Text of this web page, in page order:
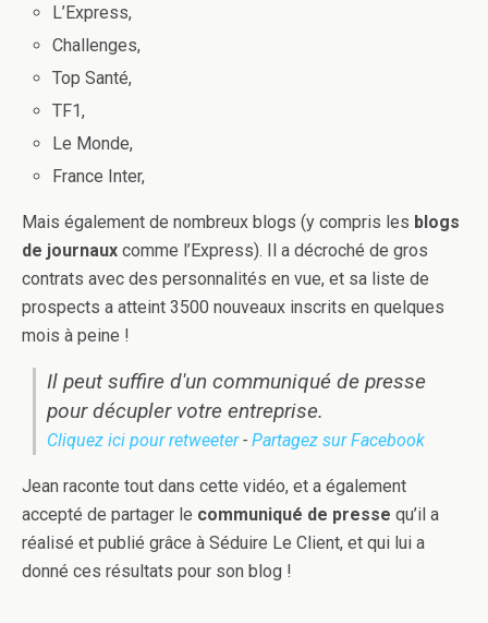
L’Express,
Challenges,
Top Santé,
TF1,
Le Monde,
France Inter,
Mais également de nombreux blogs (y compris les blogs
de journaux comme l’Express). Il a décroché de gros
contrats avec des personnalités en vue, et sa liste de
prospects a atteint 3500 nouveaux inscrits en quelques
mois à peine !
Il peut suffire d'un communiqué de presse
pour décupler votre entreprise.
Cliquez ici pour retweeter- Partagez sur Facebook
Jean raconte tout dans cette vidéo, et a également
accepté de partager le communiqué de presse qu’il a
réalisé et publié grâce à Séduire Le Client, et qui lui a
donné ces résultats pour son blog !